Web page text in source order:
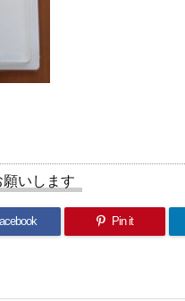
いします
Pin it